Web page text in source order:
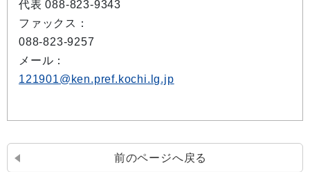
代表 088-823-9343
ファックス：
088-823-9257
メール：
121901@ken.pref.kochi.lg.jp
前のページへ戻る